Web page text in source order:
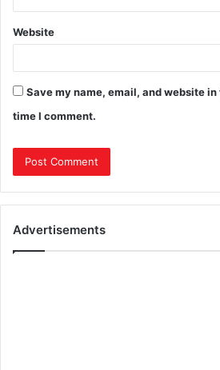
Website
Save my name, email, and website
time I comment.
Advertisements